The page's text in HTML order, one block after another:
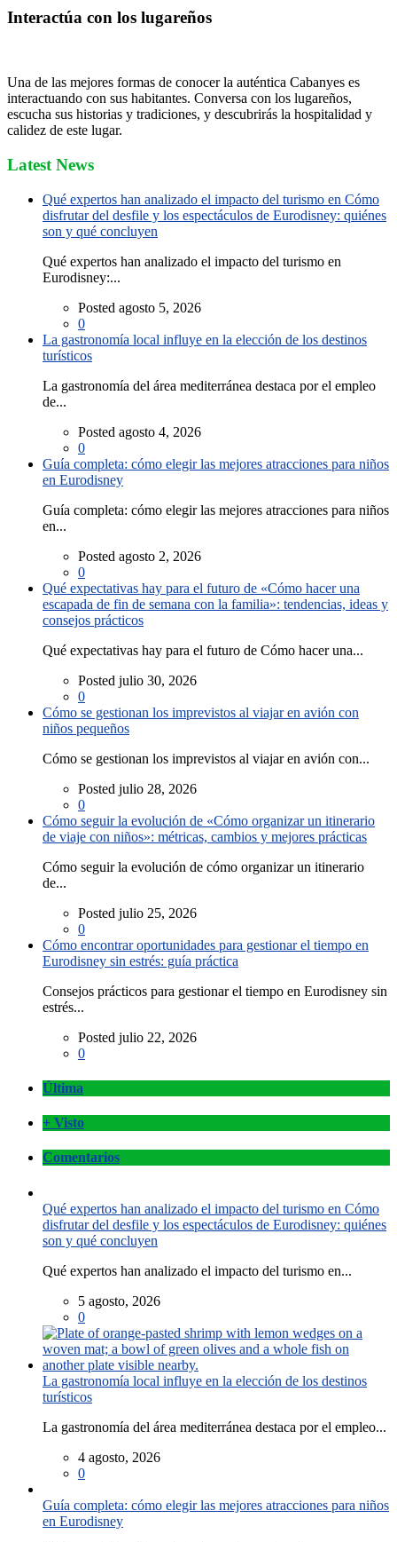
Interactúa con los lugareños
Una de las mejores formas de conocer la auténtica Cabanyes es
interactuando con sus habitantes. Conversa con los lugareños,
escucha sus historias y tradiciones, y descubrirás la hospitalidad y
calidez de este lugar.
Latest News
Qué expertos han analizado el impacto del turismo en Cómo
disfrutar del desfile y los espectáculos de Eurodisney: quiénes
son y qué concluyen
Qué expertos han analizado el impacto del turismo en
Eurodisney:...
Posted agosto 5, 2026
0
La gastronomía local influye en la elección de los destinos
turísticos
La gastronomía del área mediterránea destaca por el empleo
de...
Posted agosto 4, 2026
0
Guía completa: cómo elegir las mejores atracciones para niños
en Eurodisney
Guía completa: cómo elegir las mejores atracciones para niños
en...
Posted agosto 2, 2026
0
Qué expectativas hay para el futuro de «Cómo hacer una
escapada de fin de semana con la familia»: tendencias, ideas y
consejos prácticos
Qué expectativas hay para el futuro de Cómo hacer una...
Posted julio 30, 2026
0
Cómo se gestionan los imprevistos al viajar en avión con
niños pequeños
Cómo se gestionan los imprevistos al viajar en avión con...
Posted julio 28, 2026
0
Cómo seguir la evolución de «Cómo organizar un itinerario
de viaje con niños»: métricas, cambios y mejores prácticas
Cómo seguir la evolución de cómo organizar un itinerario
de...
Posted julio 25, 2026
0
Cómo encontrar oportunidades para gestionar el tiempo en
Eurodisney sin estrés: guía práctica
Consejos prácticos para gestionar el tiempo en Eurodisney sin
estrés...
Posted julio 22, 2026
0
Última
+ Visto
Comentarios
Qué expertos han analizado el impacto del turismo en Cómo
disfrutar del desfile y los espectáculos de Eurodisney: quiénes
son y qué concluyen
Qué expertos han analizado el impacto del turismo en...
5 agosto, 2026
0
La gastronomía local influye en la elección de los destinos
turísticos
La gastronomía del área mediterránea destaca por el empleo...
4 agosto, 2026
0
Guía completa: cómo elegir las mejores atracciones para niños
en Eurodisney